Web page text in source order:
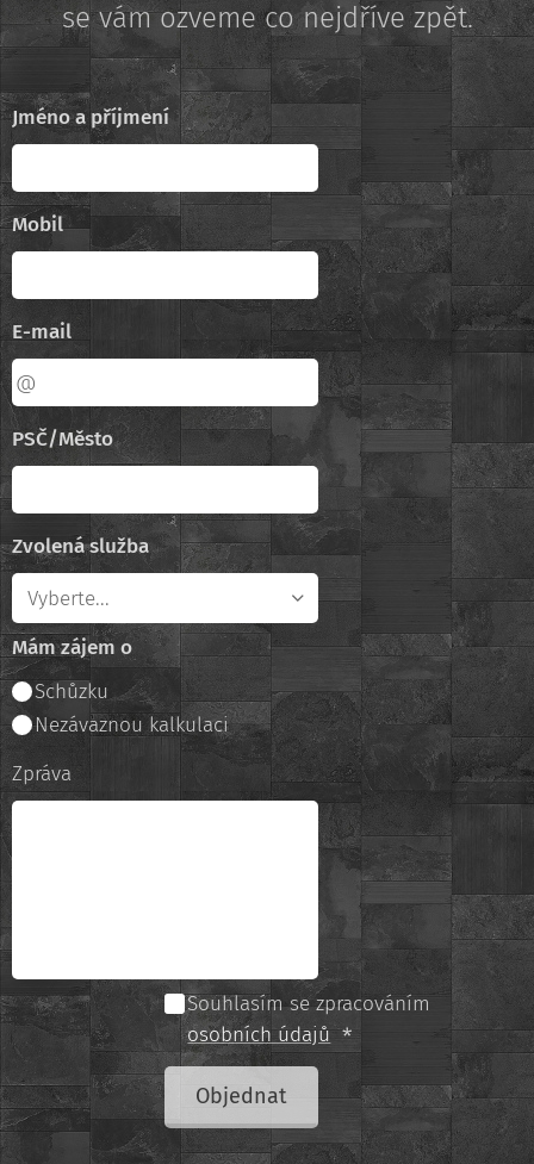
se vám ozveme co nejdříve zpět.
Jméno a příjmení
Mobil
E-mail
PSČ/Město
Zvolená služba
Mám zájem o
Schůzku
Nezávaznou kalkulaci
Zpráva
Souhlasím se zpracováním
osobních údajů
Objednat